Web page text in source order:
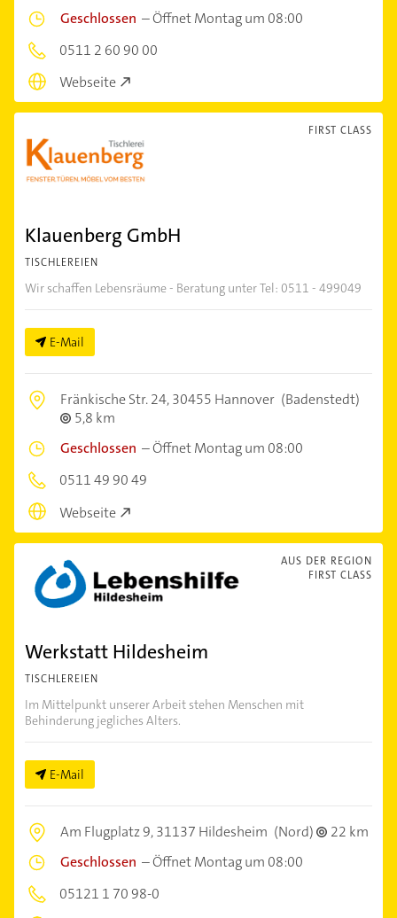
Geschlossen –Öffnet Montag um 08:00
0511 2 60 90 00
Webseite
FIRST CLASS
Klauenberg GmbH
TISCHLEREIEN
Wir schaffen Lebensräume - Beratung unter Tel: 0511 - 499049
E-Mail
Fränkische Str. 24,30455 Hannover (Badenstedt)
5,8 km
Geschlossen –Öffnet Montag um 08:00
0511 49 90 49
Webseite
AUS DER REGION
FIRST CLASS
Werkstatt Hildesheim
TISCHLEREIEN
Im Mittelpunkt unserer Arbeit stehen Menschen mit
Behinderung jegliches Alters.
E-Mail
Am Flugplatz 9,31137 Hildesheim (Nord)
22 km
Geschlossen –Öffnet Montag um 08:00
05121 1 70 98-0